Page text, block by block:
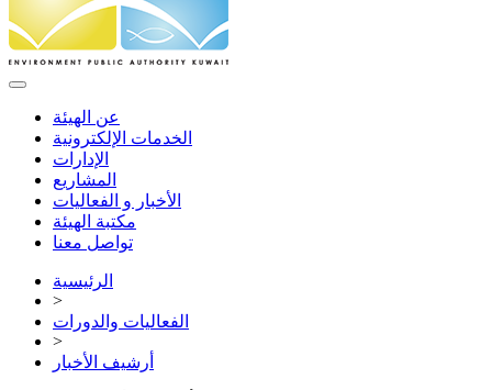
عن الهيئة
الخدمات الإلكترونية
الإدارات
المشاريع
الأخبار و الفعاليات
مكتبة الهيئة
تواصل معنا
الرئيسية
>
الفعاليات والدورات
>
أرشيف الأخبار